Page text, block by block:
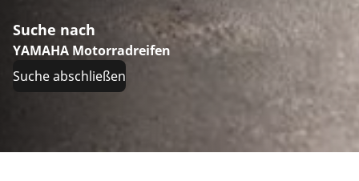
Suche nach
YAMAHA Motorradreifen
Suche abschließen